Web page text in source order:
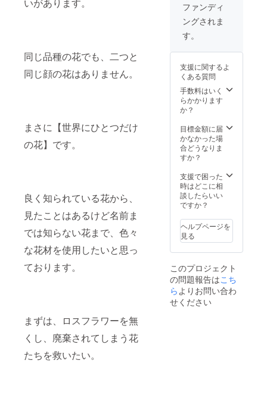
いがあります。
同じ品種の花でも、二つと
同じ顔の花はありません。
まさに【世界にひとつだけ
の花】です。
良く知られている花から、
見たことはあるけど名前ま
では知らない花まで、色々
な花材を使用したいと思っ
ております。
まずは、ロスフラワーを無
くし、廃棄されてしまう花
たちを救いたい。
にぎゅ
ぎゅっ
とお花
した♪♪
つやつ
やと
マット
に、
ゴール
カッコ
良い、
大人可
になり
ます。
♡あじ
さい・
チソ
ウ・か
すみ
草・ス
ス・忘
れな
草・
レース
こちら
はフッ
クタイ
りま
す。
②《Cel
osia〜
Peridot
〜ピア
グ》 赤
いケイ
トウが
トとブ
ラック
で色付
けした
アスで
す(^^)
ペリ
ドット
れ、大
人シッ
クな装
いに♪♪
♡ケイ
るっと
レジン
でコー
ありま
欠けた
りなど
の心配
はあり
ません
花かん
ざし♡
※ 花か
んざし
約2cm
※ピアス
かイヤ
リング
び頂け
ます。
選択が
無い場
任せに
なりま
すの
で、ご
注意下
ファンディ
ングされま
す。
支援に関するよ
くある質問
手数料はいく
らかかります
か？
目標金額に届
かなかった場
合どうなりま
すか？
支援で困った
時はどこに相
談したらいい
ですか？
ヘルプページを
見る
このプロジェクト
の問題報告はこち
ら よりお問い合わ
せください